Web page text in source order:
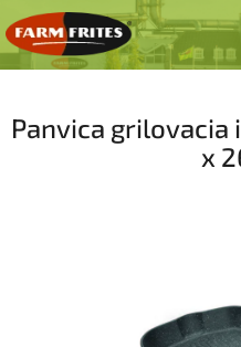
na
obsah
Panvica grilovacia
x